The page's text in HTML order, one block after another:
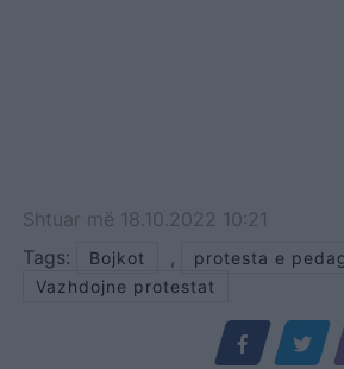
Shtuar më 18.10.2022 10:21
Tags:
Bojkot , protesta e
Vazhdojne protestat